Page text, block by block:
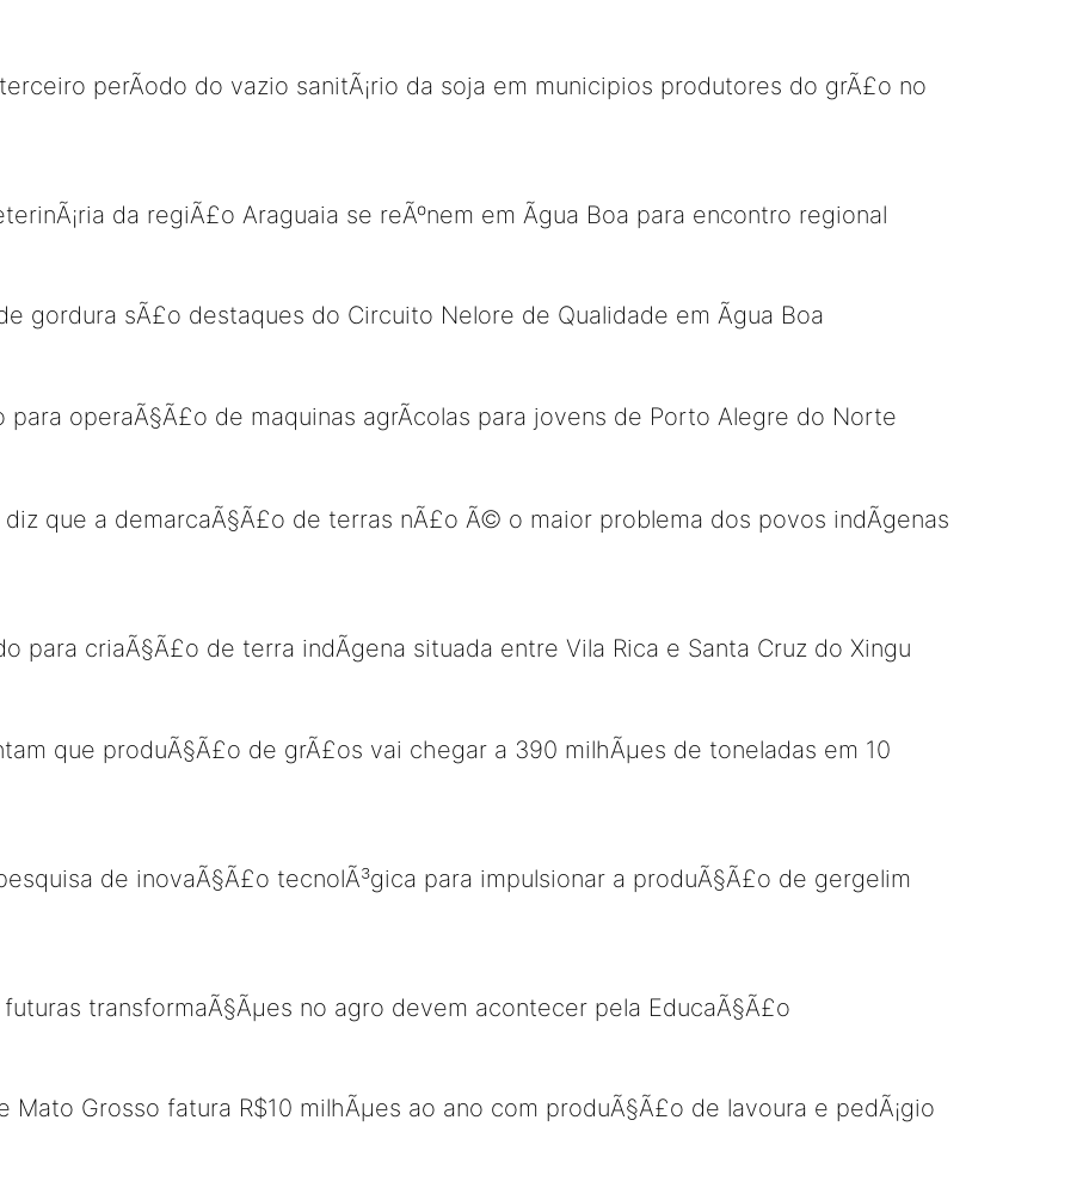
perÃ­odo do vazio sanitÃ¡rio da soja em municipios produtores do grÃ£o no
da regiÃ£o Araguaia se reÃºnem em Ãgua Boa para encontro regional
gordura sÃ£o destaques do Circuito Nelore de Qualidade em Ãgua Boa
para operaÃ§Ã£o de maquinas agrÃ­colas para jovens de Porto Alegre do Norte
que a demarcaÃ§Ã£o de terras nÃ£o Ã© o maior problema dos povos indÃ­genas
para criaÃ§Ã£o de terra indÃ­gena situada entre Vila Rica e Santa Cruz do Xingu
que produÃ§Ã£o de grÃ£os vai chegar a 390 milhÃµes de toneladas em 10
de inovaÃ§Ã£o tecnolÃ³gica para impulsionar a produÃ§Ã£o de gergelim
transformaÃ§Ãµes no agro devem acontecer pela EducaÃ§Ã£o
Mato Grosso fatura R$10 milhÃµes ao ano com produÃ§Ã£o de lavoura e pedÃ¡gio